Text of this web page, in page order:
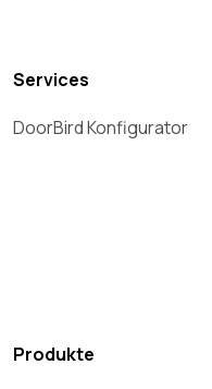
Services
DoorBird Konfigurator
Produkte